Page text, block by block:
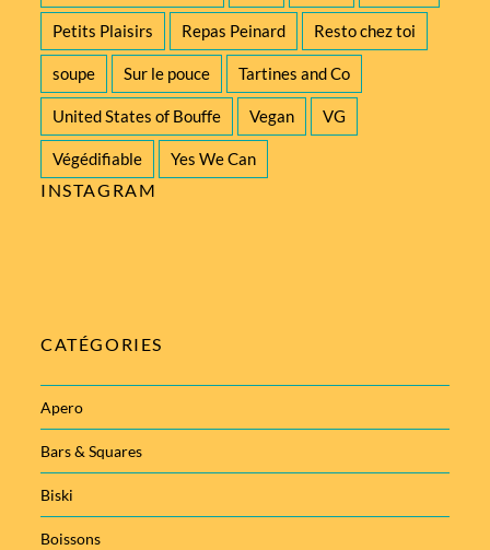
Petits Plaisirs Repas Peinard Resto chez toi
soupe Sur le pouce Tartines and Co
United States of Bouffe Vegan VG
Végédifiable Yes We Can
INSTAGRAM
CATÉGORIES
Apero
Bars & Squares
Biski
Boissons